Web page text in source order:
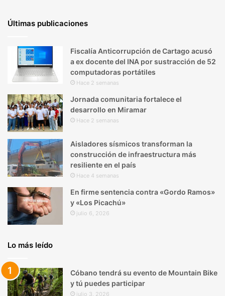
Últimas publicaciones
Fiscalía Anticorrupción de Cartago acusó
a ex docente del INA por sustracción de 52
computadoras portátiles
Hace 2 semanas
Jornada comunitaria fortalece el
desarrollo en Miramar
Hace 2 semanas
Aisladores sísmicos transforman la
construcción de infraestructura más
resiliente en el país
Hace 4 semanas
En firme sentencia contra «Gordo Ramos»
y «Los Picachú»
julio 6, 2026
Lo más leído
Cóbano tendrá su evento de Mountain Bike
y tú puedes participar
julio 3, 2026